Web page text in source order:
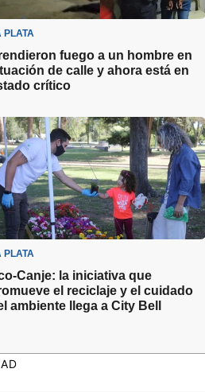
PLATA
fuego a un hombre en
de calle y ahora está en
crítico
PLATA
Canje: la iniciativa que
el reciclaje y el cuidado
ambiente llega a City Bell